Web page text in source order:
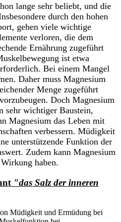
lange sehr beliebt, und die
durch den hohen
gehen viele wichtige
verloren, die dem
Ernährung zugeführt
ist etwa
Bei einem Mangel
Daher muss Magnesium
Menge zugeführt
Doch Magnesium
sehr wichtiger Baustein,
Magnesium das Leben mit
verbessern. Müdigkeit
unterstützende Funktion der
Zudem kann Magnesium
haben.
"das Salz der inneren
Müdigkeit und Ermüdung bei